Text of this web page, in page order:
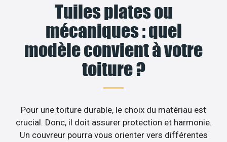
Tuiles plates ou
mécaniques : quel
modèle convient à votre
toiture ?
Pour une toiture durable, le choix du matériau est
crucial. Donc, il doit assurer protection et harmonie.
Un couvreur pourra vous orienter vers différentes